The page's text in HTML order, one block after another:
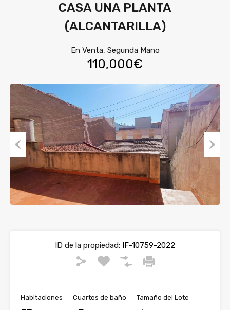
CASA UNA PLANTA
(ALCANTARILLA)
En Venta, Segunda Mano
110,000€
Previous
ID de la propiedad: IF-10759-2022
Habitaciones Cuartos de baño Tamaño del Lote